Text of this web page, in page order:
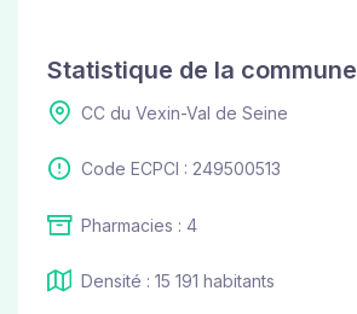
Statistique de la commune
CC du Vexin-Val de Seine
Code ECPCI : 249500513
Pharmacies : 4
Densité : 15 191 habitants